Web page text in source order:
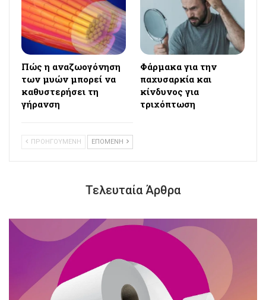
Πώς η αναζωογόνηση
των μυών μπορεί να
καθυστερήσει τη
γήρανση
Φάρμακα για την
παχυσαρκία και
κίνδυνος για
τριχόπτωση
ΠΡΟΗΓΟΥΜΕΝΗ ΕΠΟΜΕΝΗ
Τελευταία Άρθρα